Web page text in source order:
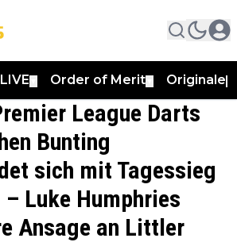
LIVE Order of Merit Originale
League Darts
Bunting
sich mit Tagessieg
Luke Humphries
Ansage an Littler